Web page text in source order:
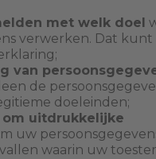
met welk doel
verwerken. Dat
van
de
doeleinden;
om uitdrukkelijke
uw
waarin uw